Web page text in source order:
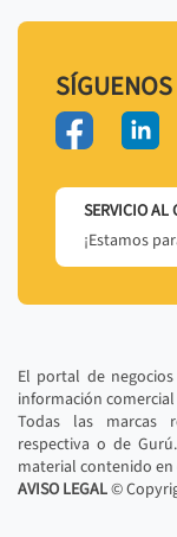
SÍGUENOS
SERVICIO AL
¡Estamos
El portal de
información
Todas las marcas
respectiva o de
material contenido
AVISO LEGAL©